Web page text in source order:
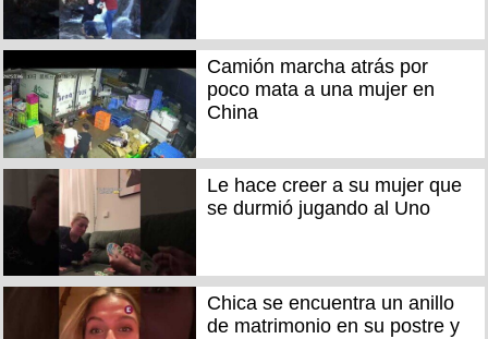
Camión marcha atrás por
poco mata a una mujer en
China
Le hace creer a su mujer que
se durmió jugando al Uno
Chica se encuentra un anillo
de matrimonio en su postre y